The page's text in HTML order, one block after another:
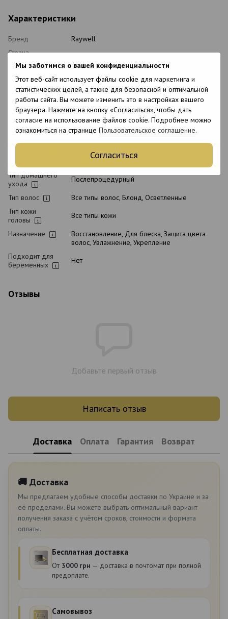
Мы заботимся о вашей конфиденциальности
Этот веб-сайт использует файлы cookie для маркетинга и
статистических целей, а также для безопасной и оптимальной
работы сайта. Вы можете изменить это в настройках вашего
браузера. Нажмите на кнопку «Согласиться», чтобы дать
согласие на использование файлов cookie. Подробнее можно
ознакомиться на странице Пользовательское соглашение.
Согласиться
Характеристики
Бренд
Raywell
Страна
производства
Объем
Состояние
товара
Новый
Упаковка
Флакон
Уровень pH
3.2-3.8
Профессиональная
Тип домашнего
ухода
Послепроцедурный
Тип волос
Все типы волос, Блонд, Осветленные
Тип кожи
головы
Все типы кожи
Назначение
Восстановление, Для блеска, Защита цвета
волос, Увлажнение, Укрепление
Подходит для
беременных
Нет
Отзывы
Добавьте первый отзыв
Написать отзыв
Доставка Оплата Гарантия Возврат
🚚 Доставка
Мы предлагаем удобные способы доставки по Украине и за
её пределами. Вы можете выбрать оптимальный вариант
получения заказа с учётом сроков, стоимости и формата
оплаты.
Бесплатная доставка
От 3000 грн — доставка в почтомат при полной
предоплате.
Самовывоз